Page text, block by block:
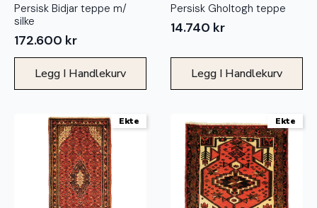
Persisk Bidjar teppe m/
silke
172.600 kr
Legg I Handlekurv
Persisk Gholtogh teppe
14.740 kr
Legg I Handlekurv
Ekte Ekte